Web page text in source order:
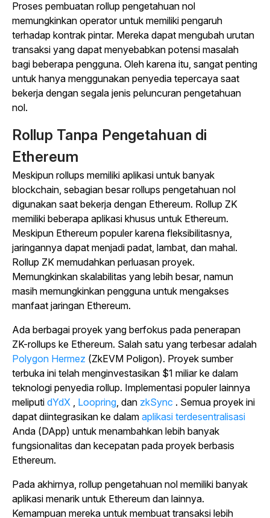
Proses pembuatan rollup pengetahuan nol
memungkinkan operator untuk memiliki pengaruh
terhadap kontrak pintar. Mereka dapat mengubah urutan
transaksi yang dapat menyebabkan potensi masalah
bagi beberapa pengguna. Oleh karena itu, sangat penting
untuk hanya menggunakan penyedia tepercaya saat
bekerja dengan segala jenis peluncuran pengetahuan
nol.
Rollup Tanpa Pengetahuan di
Ethereum
Meskipun rollups memiliki aplikasi untuk banyak
blockchain, sebagian besar rollups pengetahuan nol
digunakan saat bekerja dengan Ethereum. Rollup ZK
memiliki beberapa aplikasi khusus untuk Ethereum.
Meskipun Ethereum populer karena fleksibilitasnya,
jaringannya dapat menjadi padat, lambat, dan mahal.
Rollup ZK memudahkan perluasan proyek.
Memungkinkan skalabilitas yang lebih besar, namun
masih memungkinkan pengguna untuk mengakses
manfaat jaringan Ethereum.
Ada berbagai proyek yang berfokus pada penerapan
ZK-rollups ke Ethereum. Salah satu yang terbesar adalah
Polygon Hermez (ZkEVM Poligon). Proyek sumber
terbuka ini telah menginvestasikan $1 miliar ke dalam
teknologi penyedia rollup. Implementasi populer lainnya
meliputi dYdX , Loopring, dan zkSync . Semua proyek ini
dapat diintegrasikan ke dalam aplikasi terdesentralisasi
Anda (DApp) untuk menambahkan lebih banyak
fungsionalitas dan kecepatan pada proyek berbasis
Ethereum.
Pada akhirnya, rollup pengetahuan nol memiliki banyak
aplikasi menarik untuk Ethereum dan lainnya.
Kemampuan mereka untuk membuat transaksi lebih